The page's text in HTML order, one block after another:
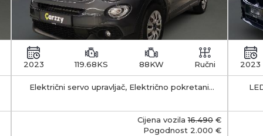
2023 119.68KS 88KW Ručni
Električni servo upravljač, Električno pokretani
Cijena vozila16.490 €
Pogodnost 2.000 €
2023